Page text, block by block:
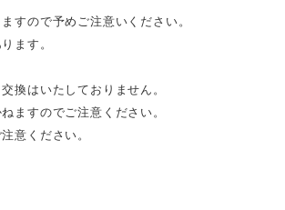
すので予めご注意いください。
ます。
換はいたしておりません。
ますのでご注意ください。
意ください。